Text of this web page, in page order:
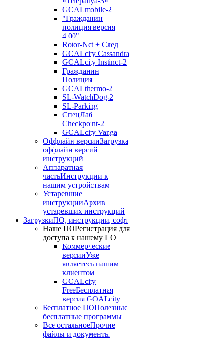
GOALmobile-2
"Гражданин
полиция версия
4.00"
Rotor-Net + След
GOALcity Cassandra
GOALcity Instinct-2
Гражданин
Полиция
GOALthermo-2
SL-WatchDog-2
SL-Parking
СпецЛаб
Checkpoint-2
GOALcity Vanga
Оффлайн версииЗагрузка
оффлайн версий
инструкций
Аппаратная
частьИнструкции к
нашим устройствам
Устаревшие
инструкцииАрхив
устаревших инструкций
ЗагрузкиПО, инструкции, софт
Наше ПОРегистрация для
доступа к нашему ПО
Коммерческие
версииУже
являетесь нашим
клиентом
GOALcity
FreeБесплатная
версия GOALcity
Бесплатное ПОПолезные
бесплатные программы
Все остальноеПрочие
файлы и документы